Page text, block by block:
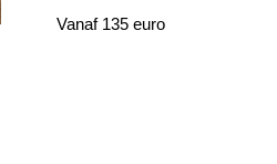
Vanaf 135 euro